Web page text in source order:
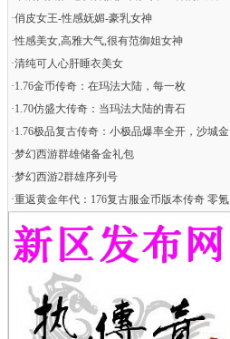
·俏皮女王-性感妩媚-豪乳女神
·性感美女,高雅大气,很有范御姐女神
·清纯可人心肝睡衣美女
·​1.76金币传奇：在玛法大陆，每一枚
·​1.70仿盛大传奇：当玛法大陆的青石
·1.76极品复古传奇：小极品爆率全开，沙城金
·梦幻西游群雄储备金礼包
·梦幻西游2群雄序列号
·重返黄金年代：176复古服金币版本传奇 零氪